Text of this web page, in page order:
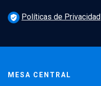
verified_user Políticas de Privacidad
MESA CENTRAL